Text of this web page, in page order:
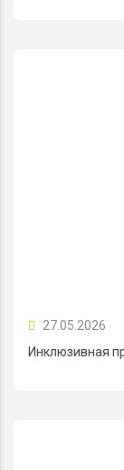
27.05.2026
Инклюзивная